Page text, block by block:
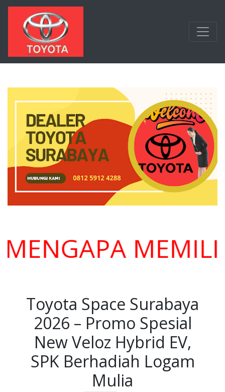
Langsung ke konten utama
MEMILIH
Toyota Space Surabaya
2026 – Promo Spesial
New Veloz Hybrid EV,
SPK Berhadiah Logam
Mulia